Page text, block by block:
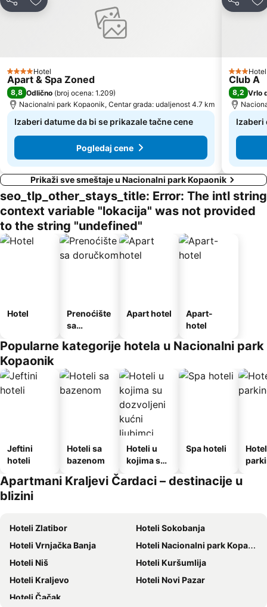
Deli Dodati u favorite
4 Zvezdice
Hotel
Apart & Spa Zoned
8,8 Odlično (broj ocena: 1.209)
Nacionalni park Kopaonik, Centar grada: udaljenost 4.7 km
Izaberi datume da bi se prikazale tačne cene
Pogledaj cene
Deli
3 Hotel
Club A
8,2 Vrlo
Izaberi
Prikaži sve smeštaje u Nacionalni park Kopaonik
seo_tlp_other_stays_title: Error: The intl string
context variable "lokacija" was not provided
to the string "undefined"
Hotel
Prenoćište
sa
Apart hotel
Apart-
hotel
Popularne kategorije hotela u Nacionalni park
Kopaonik
Jeftini
hoteli
Hoteli sa
bazenom
Hoteli u
kojima su
kućni
Spa hoteli
Apartmani Kraljevi Čardaci – destinacije u
blizini
Hoteli Zlatibor
Hoteli Sokobanja
Hoteli Vrnjačka Banja
Hoteli Nacionalni park Kopaonik
Hoteli Niš
Hoteli Kuršumlija
Hoteli Kraljevo
Hoteli Novi Pazar
Hoteli Čačak